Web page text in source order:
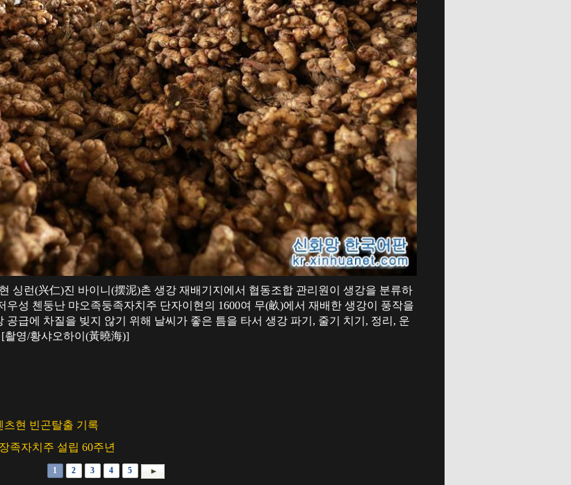
싱런(兴仁)진 바이니(摆泥)촌 생강 재배기지에서 협동조합 관리원이 생강을 분류하
성 첸둥난 먀오족둥족자치주 단자이현의 1600여 무(畝)에서 재배한 생강이 풍작을
급에 차질을 빚지 않기 위해 날씨가 좋은 틈을 타서 생강 파기, 줄기 치기, 정리, 운
촬영/황샤오하이(黃曉海)]
현 빈곤탈출 기록
족자치주 설립 60주년
1 2 3 4 5